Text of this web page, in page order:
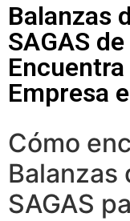
Balanzas
SAGAS
Empresa
Cómo
Balanzas
SAGAS